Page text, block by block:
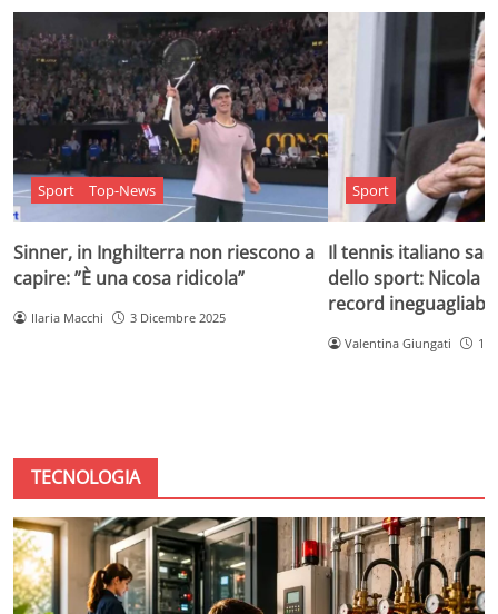
Sport Top-News
Sinner, in Inghilterra non riescono a
capire: ”È una cosa ridicola”
Ilaria Macchi 3 Dicembre 2025
Sport
Il tennis italiano
dello sport: Nicola
record ineguagliabili
Valentina Giungati 1
TECNOLOGIA